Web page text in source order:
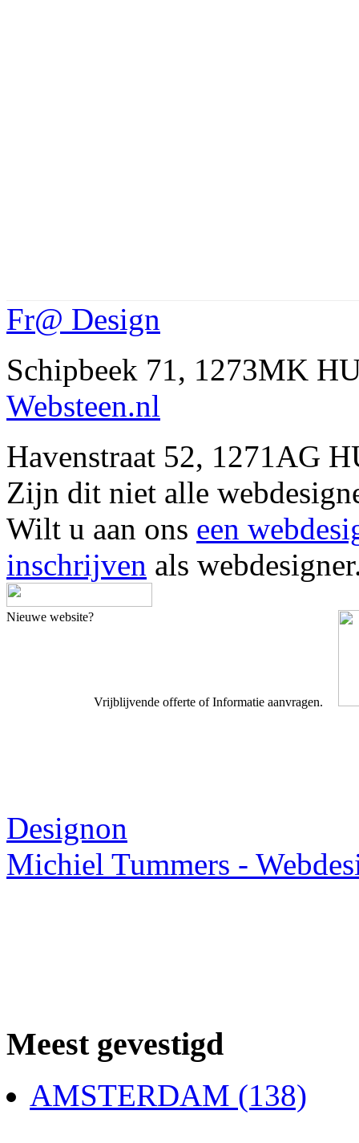
Fr@ Design
Schipbeek 71, 1273MK
Websteen.nl
Havenstraat 52, 1271AG
Zijn dit niet alle
Wilt u aan ons een
inschrijven als
Nieuwe website?
Vrijblijvende offerte of Informatie aanvragen.
Designon
Michiel Tummers -
Meest gevestigd
AMSTERDAM (138)